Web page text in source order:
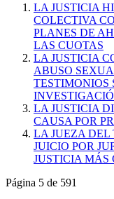
LA JUSTICIA
COLECTIVA
PLANES DE
LAS CUOTAS
LA JUSTICIA
ABUSO
TESTIMONIOS
LA JUSTICIA
CAUSA POR
LA JUEZA DEL
JUICIO POR
JUSTICIA
Página 5 de 591